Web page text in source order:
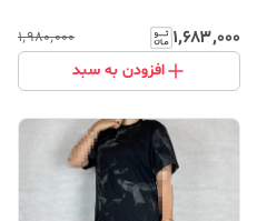
۱٬۶۸۳٬۰۰۰ ۱٬۹۸۰٬۰۰۰
افزودن به سبد